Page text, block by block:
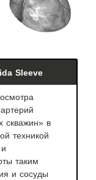
Sleeve
скважин» в
техникой
таким
и сосуды